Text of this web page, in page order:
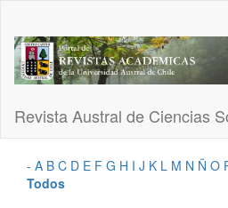
Contenido
principal
Barra
Revista Austral de Ciencias
- A B C D E F G H I J K L M N Ñ O
Todos